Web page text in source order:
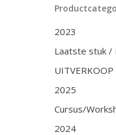
2023
Laatste stuk /
UITVERKOOP
2025
Cursus/
2024